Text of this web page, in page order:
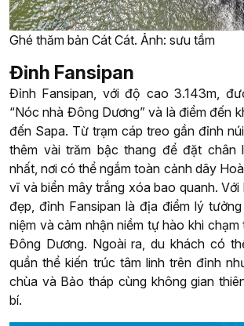
Ghé thăm bản Cát Cát. Ảnh: sưu tầm
Đỉnh Fansipan
Đỉnh Fansipan, với độ cao 3.143m,
“Nóc nhà Đông Dương” và là điểm đến
đến Sapa. Từ trạm cáp treo gần đỉnh
thêm vài trăm bậc thang để đặt chân
nhất, nơi có thể ngắm toàn cảnh dãy
vĩ và biển mây trắng xóa bao quanh.
đẹp, đỉnh Fansipan là địa điểm lý
niệm và cảm nhận niềm tự hào khi chạm
Đông Dương. Ngoài ra, du khách có
quần thể kiến trúc tâm linh trên đỉnh
chùa và Bảo tháp cùng không gian
bí.